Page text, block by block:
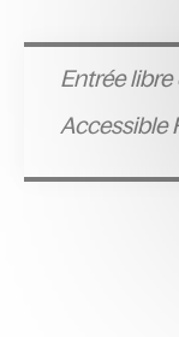
Entrée libre
Accessible